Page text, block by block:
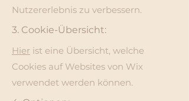
Nutzererlebnis zu verbessern.
3. Cookie-Übersicht:
Hier ist eine Übersicht, welche
Cookies auf Websites von Wix
verwendet werden können.